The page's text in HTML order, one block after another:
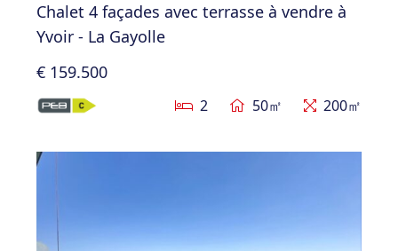
Chalet 4 façades avec terrasse à vendre à
Yvoir - La Gayolle
€ 159.500
2 50㎡ 200㎡